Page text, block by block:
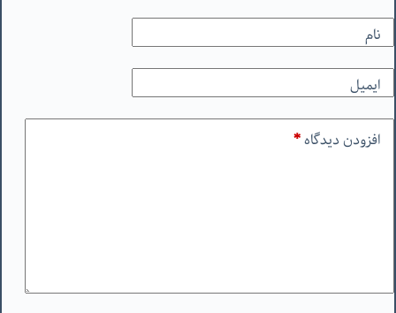
نام
ایمیل
افزودن دیدگاه*